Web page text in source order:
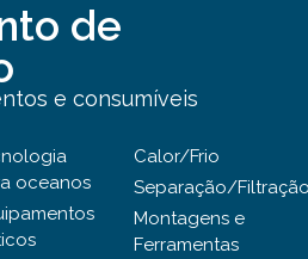
de
e consumíveis
oceanos
Calor/Frio
Separação/
Montagens e
Ferramentas